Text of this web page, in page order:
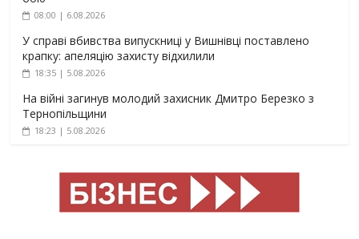
08:00 | 6.08.2026
У справі вбивства випускниці у Вишнівці поставлено
крапку: апеляцію захисту відхилили
18:35 | 5.08.2026
На війні загинув молодий захисник Дмитро Березко з
Тернопільщини
18:23 | 5.08.2026